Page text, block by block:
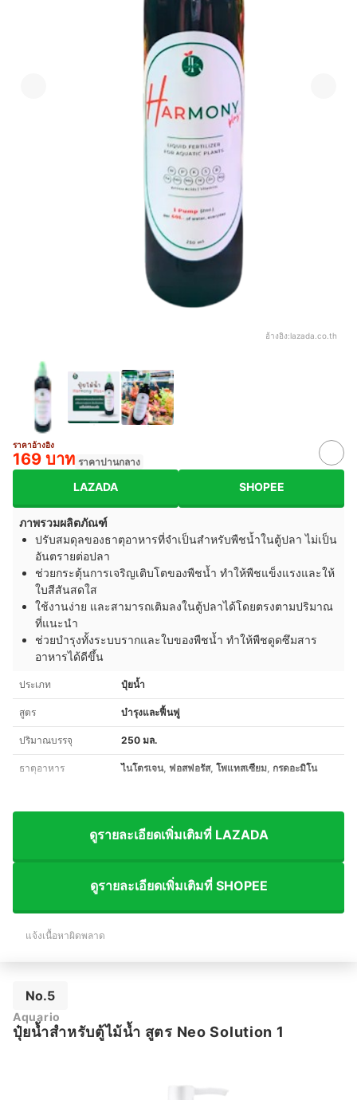
อ้างอิง:lazada.co.th
ราคาอ้างอิง
169 บาท ราคาปานกลาง
LAZADA SHOPEE
ภาพรวมผลิตภัณฑ์
ปรับสมดุลของธาตุอาหารที่จำเป็นสำหรับพืชน้ำในตู้ปลา ไม่เป็น
อันตรายต่อปลา
ช่วยกระตุ้นการเจริญเติบโตของพืชน้ำ ทำให้พืชแข็งแรงและให้
ใบสีสันสดใส
ใช้งานง่าย และสามารถเติมลงในตู้ปลาได้โดยตรงตามปริมาณ
ที่แนะนำ
ช่วยบำรุงทั้งระบบรากและใบของพืชน้ำ ทำให้พืชดูดซึมสาร
อาหารได้ดีขึ้น
ประเภท ปุ๋ยน้ำ
สูตร บำรุงและฟื้นฟู
ปริมาณบรรจุ 250 มล.
ธาตุอาหาร ไนโตรเจน, ฟอสฟอรัส, โพแทสเซียม, กรดอะมิโน
ดูรายละเอียดเพิ่มเติมที่ LAZADA
ดูรายละเอียดเพิ่มเติมที่ SHOPEE
แจ้งเนื้อหาผิดพลาด
No.5
Aquario
ปุ๋ยน้ำสำหรับตู้ไม้น้ำ สูตร Neo Solution 1